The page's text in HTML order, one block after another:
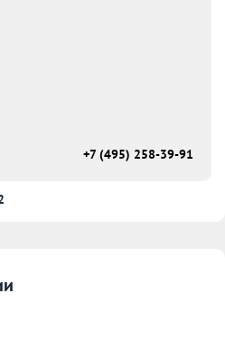
+7 (495) 258-39-91